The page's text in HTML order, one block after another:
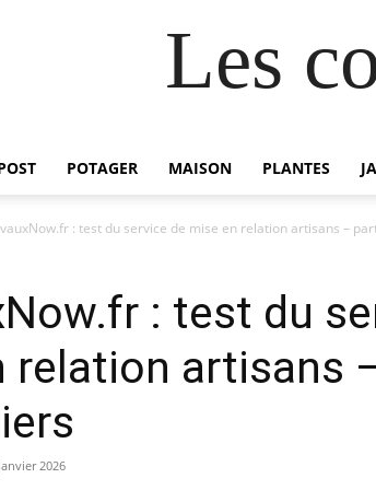
Les
POTAGER MAISON PLANTES
: test du service de mise en relation artisans –
: test du
relation artisans
2026